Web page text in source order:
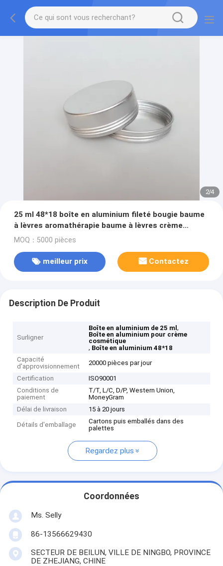
2/4
25 ml 48*18 boîte en aluminium fileté bougie baume
à lèvres aromathérapie baume à lèvres crème
cosmétique boîte d'essai échantillon
MOQ：5000 pièces
meilleur prix Contactez
Description De Produit
Surligner
Boîte en aluminium de 25 ml,
Boîte en aluminium pour crème
cosmétique
, Boîte en aluminium 48*18
Capacité
d'approvisionnement
20000 pièces par jour
Certification
ISO90001
Conditions de
paiement
T/T, L/C, D/P, Western Union,
MoneyGram
Délai de livraison
15 à 20 jours
Détails d'emballage
Cartons puis emballés dans des
palettes
Regardez plus
Coordonnées
Ms. Selly
86-13566629430
SECTEUR DE BEILUN, VILLE DE NINGBO, PROVINCE
DE ZHEJIANG, CHINE